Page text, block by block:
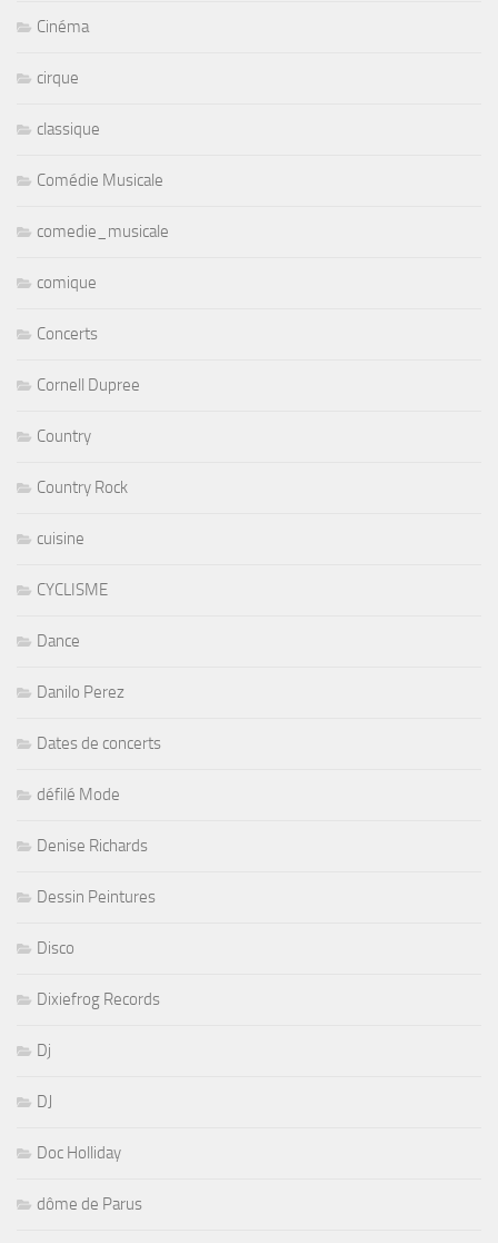
Cinéma
cirque
classique
Comédie Musicale
comedie_musicale
comique
Concerts
Cornell Dupree
Country
Country Rock
cuisine
CYCLISME
Dance
Danilo Perez
Dates de concerts
défilé Mode
Denise Richards
Dessin Peintures
Disco
Dixiefrog Records
Dj
DJ
Doc Holliday
dôme de Parus